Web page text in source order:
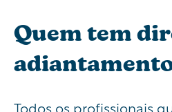
Quem tem
Todos os profissionais